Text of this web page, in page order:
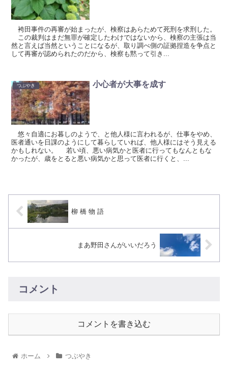
袴田事件の再審が始まったが、検察はあらためて死刑を求刑した。
この裁判はまだ無罪が確定したわけではないから、検察の主張は当
然と言えば当然ということになるが、取り調べ側の証拠捏造を争点と
して再審が認められたのだから、検察も黙って引き...
つぶやき 小心者が大事を成す
悠々自適にお暮しのようで、と他人様に言われるが、仕事をやめ、
医者通いを日課のようにして暮らしていれば、他人様にはそう見える
かもしれない。 若い頃、悪い病気かと医者に行ってもなんともな
かったが、歳をとると悪い病気かと思って医者に行くと、...
柳 橋 物 語
まあ野田さんがいいだろう
コメント
コメントを書き込む
ホーム つぶやき